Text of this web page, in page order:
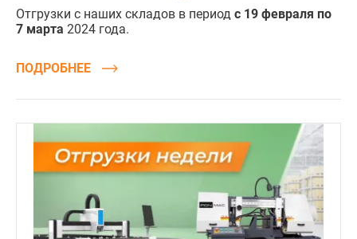
Отгрузки с наших складов в период с 19 февраля по
7 марта 2024 года.
ПОДРОБНЕЕ